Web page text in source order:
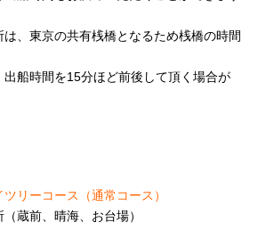
、東京の共有桟橋となるため桟橋の時間
船時間を15分ほど前後して頂く場合が
リーコース（通常コース）
蔵前、晴海、お台場）